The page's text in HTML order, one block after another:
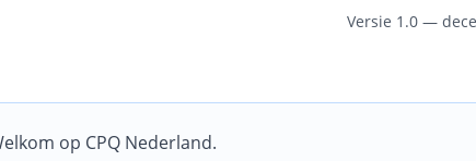
Versie 1.0 —
op CPQ Nederland.